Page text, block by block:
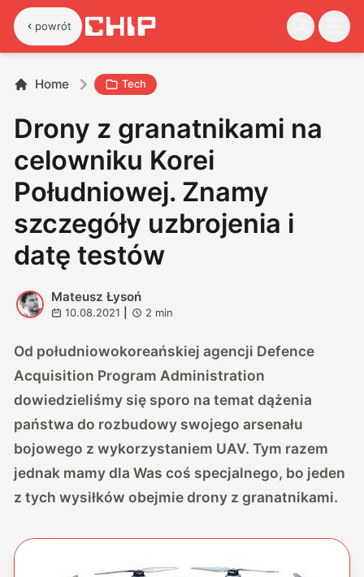
powrót
Home Tech
Drony z granatnikami na
celowniku Korei
Południowej. Znamy
szczegóły uzbrojenia i
datę testów
M
Mateusz Łysoń
10.08.2021 2 min
Od południowokoreańskiej agencji Defence
Acquisition Program Administration
dowiedzieliśmy się sporo na temat dążenia
państwa do rozbudowy swojego arsenału
bojowego z wykorzystaniem UAV. Tym razem
jednak mamy dla Was coś specjalnego, bo jeden
z tych wysiłków obejmie drony z granatnikami.